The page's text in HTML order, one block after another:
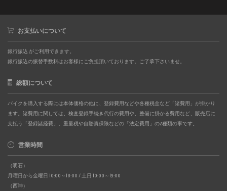
お支払いについて
銀行振込 がご利用できます。
銀行振込の振替手数料はお客様にご負担頂いております。ご了承下さいませ。
総額について
バイクを購入する際には本体価格の他に、登録費用などや各種税金など「諸費用」が掛かり
ます。諸費用に関しては、検査登録手続き代行の費用や、整備に掛かる費用など、販売店に
支払う「登録諸経費」。重量税や自賠責保険などの「法定費用」の2種類の事です。
営業時間
（明石）
月曜日から金曜日 10:00～18:00 / 土日 10:00～19:00
（西神）